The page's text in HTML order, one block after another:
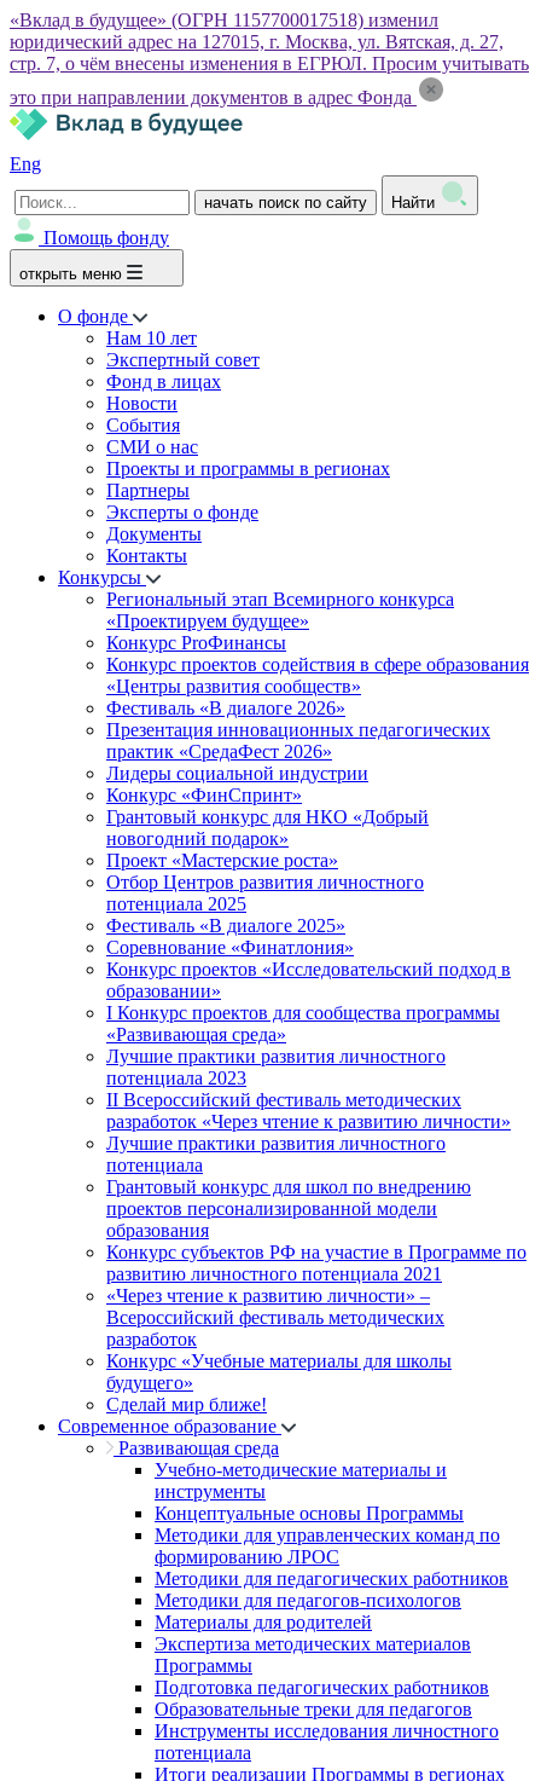
«Вклад в будущее» (ОГРН 1157700017518) изменил
юридический адрес на 127015, г. Москва, ул. Вятская, д. 27,
стр. 7, о чём внесены изменения в ЕГРЮЛ. Просим учитывать
это при направлении документов в адрес Фонда
Eng
начать поиск по сайту Найти
Помощь фонду
открыть меню
О фонде
Нам 10 лет
Экспертный совет
Фонд в лицах
Новости
События
СМИ о нас
Проекты и программы в регионах
Партнеры
Эксперты о фонде
Документы
Контакты
Конкурсы
Региональный этап Всемирного конкурса
«Проектируем будущее»
Конкурс ProФинансы
Конкурс проектов содействия в сфере образования
«Центры развития сообществ»
Фестиваль «В диалоге 2026»
Презентация инновационных педагогических
практик «СредаФест 2026»
Лидеры социальной индустрии
Конкурс «ФинСпринт»
Грантовый конкурс для НКО «Добрый
новогодний подарок»
Проект «Мастерские роста»
Отбор Центров развития личностного
потенциала 2025
Фестиваль «В диалоге 2025»
Соревнование «Финатлония»
Конкурс проектов «Исследовательский подход в
образовании»
I Конкурс проектов для сообщества программы
«Развивающая среда»
Лучшие практики развития личностного
потенциала 2023
II Всероссийский фестиваль методических
разработок «Через чтение к развитию личности»
Лучшие практики развития личностного
потенциала
Грантовый конкурс для школ по внедрению
проектов персонализированной модели
образования
Конкурс субъектов РФ на участие в Программе по
развитию личностного потенциала 2021
«Через чтение к развитию личности» –
Всероссийский фестиваль методических
разработок
Конкурс «Учебные материалы для школы
будущего»
Сделай мир ближе!
Современное образование
Развивающая среда
Учебно-методические материалы и
инструменты
Концептуальные основы Программы
Методики для управленческих команд по
формированию ЛРОС
Методики для педагогических работников
Методики для педагогов-психологов
Материалы для родителей
Экспертиза методических материалов
Программы
Подготовка педагогических работников
Образовательные треки для педагогов
Инструменты исследования личностного
потенциала
Итоги реализации Программы в регионах